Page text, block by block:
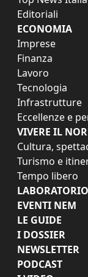
Editoriali
ECONOMIA
Imprese
Finanza
Lavoro
Tecnologia
Infrastrutture
Eccellenze e
VIVERE IL
Cultura,
Turismo e
Tempo libero
EVENTI NEM
LE GUIDE
I DOSSIER
NEWSLETTER
PODCAST